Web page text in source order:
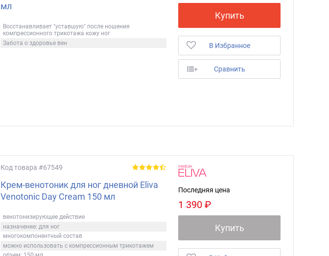
мл
Восстанавливает "уставшую" после ношения
компрессионного трикотажа кожу ног
Забота о здоровье вен
Купить
В Избранное
+ Сравнить
Код товара #67549
Крем-венотоник для ног дневной Eliva
Venotonic Day Cream 150 мл
венотонизирующее действие
назначение: для ног
многокомпонентный состав
можно использовать с компрессионным трикотажем
Последняя цена
1 390 ₽
Купить